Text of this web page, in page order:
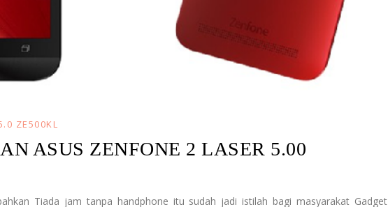
ZE500KL
ASUS ZENFONE 2 LASER 5.00
Tiada jam tanpa handphone itu sudah jadi istilah bagi masyarakat Gadget